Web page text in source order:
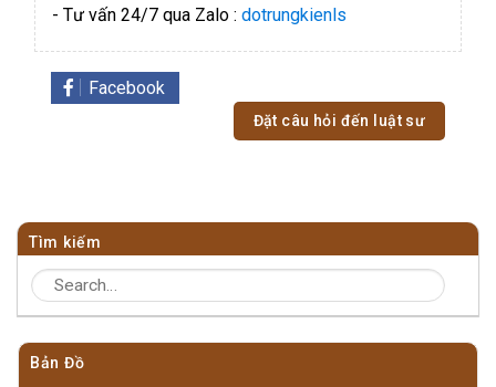
- Tư vấn 24/7 qua Zalo : dotrungkienls
Facebook
Đặt câu hỏi đến luật sư
Tìm kiếm
Bản Đồ